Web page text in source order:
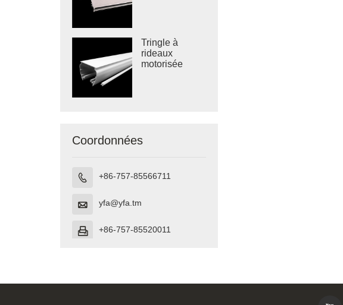
Tringle à
rideaux
motorisée
Coordonnées
 +86-757-85566711
 yfa@yfa.tm
 +86-757-85520011